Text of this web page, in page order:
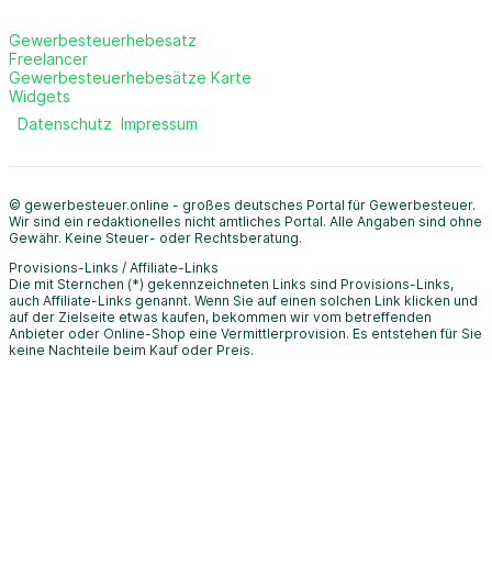
Gewerbesteuerhebesatz
Freelancer
Gewerbesteuerhebesätze Karte
Widgets
Datenschutz Impressum
© gewerbesteuer.online - großes deutsches Portal für Gewerbesteuer.
Wir sind ein redaktionelles nicht amtliches Portal. Alle Angaben sind ohne
Gewähr. Keine Steuer- oder Rechtsberatung.
Provisions-Links / Affiliate-Links
Die mit Sternchen (*) gekennzeichneten Links sind Provisions-Links,
auch Affiliate-Links genannt. Wenn Sie auf einen solchen Link klicken und
auf der Zielseite etwas kaufen, bekommen wir vom betreffenden
Anbieter oder Online-Shop eine Vermittlerprovision. Es entstehen für Sie
keine Nachteile beim Kauf oder Preis.